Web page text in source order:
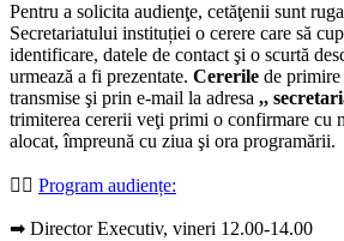
Pentru a solicita audienţe, cetăţenii sunt
Secretariatului instituției o cerere care să
identificare, datele de contact şi o scurtă
urmează a fi prezentate. Cererile de
transmise şi prin e-mail la adresa ,,
trimiterea cererii veţi primi o confirmare cu
alocat, împreună cu ziua şi ora programării.
👩‍⚕️ Program audiențe:
➡ Director Executiv, vineri 12.00-14.00